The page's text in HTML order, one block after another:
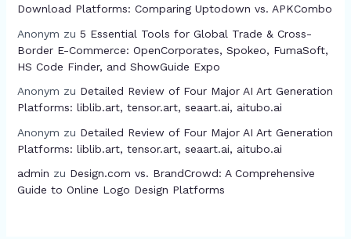
Download Platforms: Comparing Uptodown vs. APKCombo
Anonym zu 5 Essential Tools for Global Trade & Cross-
Border E-Commerce: OpenCorporates, Spokeo, FumaSoft,
HS Code Finder, and ShowGuide Expo
Anonym zu Detailed Review of Four Major AI Art Generation
Platforms: liblib.art, tensor.art, seaart.ai, aitubo.ai
Anonym zu Detailed Review of Four Major AI Art Generation
Platforms: liblib.art, tensor.art, seaart.ai, aitubo.ai
admin zu Design.com vs. BrandCrowd: A Comprehensive
Guide to Online Logo Design Platforms